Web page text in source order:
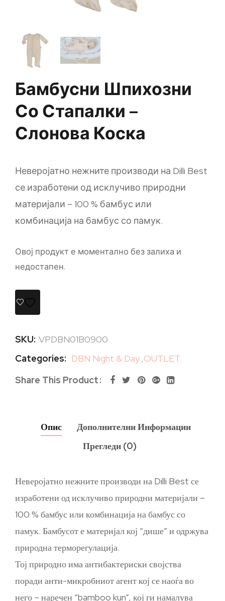
Бамбусни Шпихозни
Со Стапалки –
Слонова Коска
Неверојатно нежните производи на Dilli Best
се изработени од исклучиво природни
материјали – 100 % бамбус или
комбинација на бамбус со памук.
Овој продукт е моментално без залиха и
недостапен.
SKU: VPDBN01B0900
Categories: DBN Night & Day,OUTLET
Share This Product
Опис
Дополнителни Информации
Прегледи (0)
Неверојатно нежните производи на Dilli Best се
изработени од исклучиво природни материјали –
100 % бамбус или комбинација на бамбус со
памук. Бамбусот е материјал кој “дише” и одржува
природна терморегулација.
Тој природно има антибактериски својства
поради анти-микробниот агент кој се наоѓа во
него – наречен “bamboo kun”, кој ги намалува